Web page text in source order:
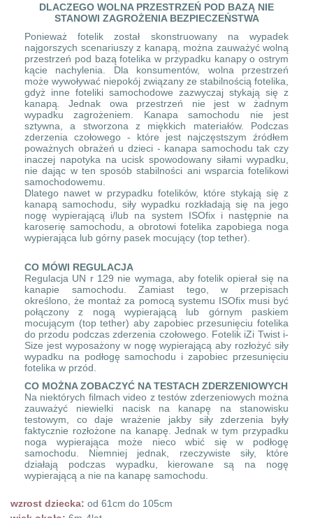
DLACZEGO WOLNA PRZESTRZEŃ POD BAZĄ NIE
STANOWI ZAGROŻENIA BEZPIECZEŃSTWA
Ponieważ fotelik został skonstruowany na wypadek
najgorszych scenariuszy z kanapą, można zauważyć wolną
przestrzeń pod bazą fotelika w przypadku kanapy o ostrym
kącie nachylenia. Dla konsumentów, wolna przestrzeń
może wywoływać niepokój związany ze stabilnością fotelika,
gdyż inne foteliki samochodowe zazwyczaj stykają się z
kanapą. Jednak owa przestrzeń nie jest w żadnym
wypadku zagrożeniem. Kanapa samochodu nie jest
sztywna, a stworzona z miękkich materiałów. Podczas
zderzenia czołowego - które jest najczęstszym źródłem
poważnych obrażeń u dzieci - kanapa samochodu tak czy
inaczej napotyka na ucisk spowodowany siłami wypadku,
nie dając w ten sposób stabilności ani wsparcia fotelikowi
samochodowemu.
Dlatego nawet w przypadku fotelików, które stykają się z
kanapą samochodu, siły wypadku rozkładają się na jego
nogę wypierającą i/lub na system ISOfix i następnie na
karoserię samochodu, a obrotowi fotelika zapobiega noga
wypierająca lub górny pasek mocujący (top tether).
CO MÓWI REGULACJA
Regulacja UN r 129 nie wymaga, aby fotelik opierał się na
kanapie samochodu. Zamiast tego, w przepisach
określono, że montaż za pomocą systemu ISOfix musi być
połączony z nogą wypierającą lub górnym paskiem
mocującym (top tether) aby zapobiec przesunięciu fotelika
do przodu podczas zderzenia czołowego. Fotelik iZi Twist i-
Size jest wyposażony w nogę wypierającą aby rozłożyć siły
wypadku na podłogę samochodu i zapobiec przesunięciu
fotelika w przód.
CO MOŻNA ZOBACZYĆ NA TESTACH ZDERZENIOWYCH
Na niektórych filmach video z testów zderzeniowych można
zauważyć niewielki nacisk na kanapę na stanowisku
testowym, co daje wrażenie jakby siły zderzenia były
faktycznie rozłożone na kanapę. Jednak w tym przypadku
noga wypierająca może nieco wbić się w podłogę
samochodu. Niemniej jednak, rzeczywiste siły, które
działają podczas wypadku, kierowane są na nogę
wypierającą a nie na kanapę samochodu.
wzrost dziecka: od 61cm do 105cm